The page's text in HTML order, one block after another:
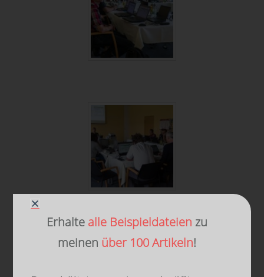
Erhalte alle Beispieldateien zu
meinen über 100 Artikeln!